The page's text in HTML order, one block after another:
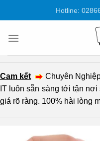
dung
Hotline:
Cam kết
Chuyên
IT luôn sẵn sàng tới tận
giá rõ ràng. 100% hài lòng